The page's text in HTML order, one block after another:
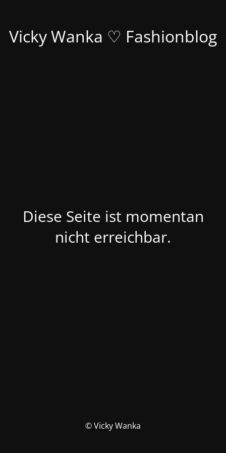
Vicky Wanka ♡ Fashionblog
Diese Seite ist momentan
nicht erreichbar.
© Vicky Wanka